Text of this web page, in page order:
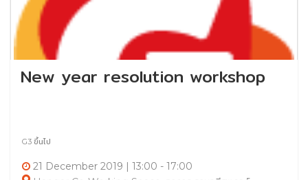
New year resolution workshop
G3 ขึ้นไป
21 December 2019 | 13:00 - 17:00